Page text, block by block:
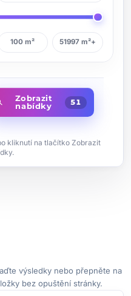
100 m² 51997 m²+
Zobrazit
nabídky
51
kliknutí na tlačítko Zobrazit
výsledky nebo přepněte na
bez opuštění stránky.